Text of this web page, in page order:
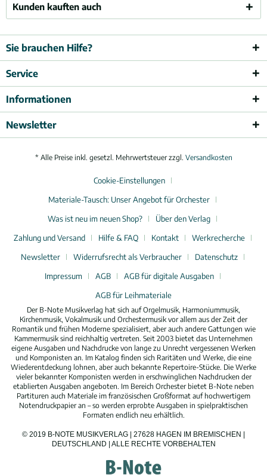
Kunden kauften auch
Sie brauchen Hilfe?
Service
Informationen
Newsletter
* Alle Preise inkl. gesetzl. Mehrwertsteuer zzgl. Versandkosten
Cookie-Einstellungen
Materiale-Tausch: Unser Angebot für Orchester
Was ist neu im neuen Shop?
Über den Verlag
Zahlung und Versand
Hilfe & FAQ Kontakt
Werkrecherche
Newsletter
Widerrufsrecht als Verbraucher
Datenschutz
Impressum
AGB
AGB für digitale Ausgaben
AGB für Leihmateriale
Der B-Note Musikverlag hat sich auf Orgelmusik, Harmoniummusik,
Kirchenmusik, Vokalmusik und Orchestermusik vor allem aus der Zeit der
Romantik und frühen Moderne spezialisiert, aber auch andere Gattungen wie
Kammermusik sind reichhaltig vertreten. Seit 2003 bietet das Unternehmen
eigene Ausgaben und Nachdrucke von lange zu Unrecht vergessenen Werken
und Komponisten an. Im Katalog finden sich Raritäten und Werke, die eine
Wiederentdeckung lohnen, aber auch bekannte Repertoire-Stücke. Die Werke
vieler bekannter Komponisten werden in erschwinglichen Nachdrucken der
etablierten Ausgaben angeboten. Im Bereich Orchester bietet B-Note neben
Partituren auch Materiale im französischen Großformat auf hochwertigem
Notendruckpapier an – so werden erprobte Ausgaben in spielpraktischen
Formaten endlich neu erhältlich.
© 2019 B-NOTE MUSIKVERLAG | 27628 HAGEN IM BREMISCHEN |
DEUTSCHLAND | ALLE RECHTE VORBEHALTEN